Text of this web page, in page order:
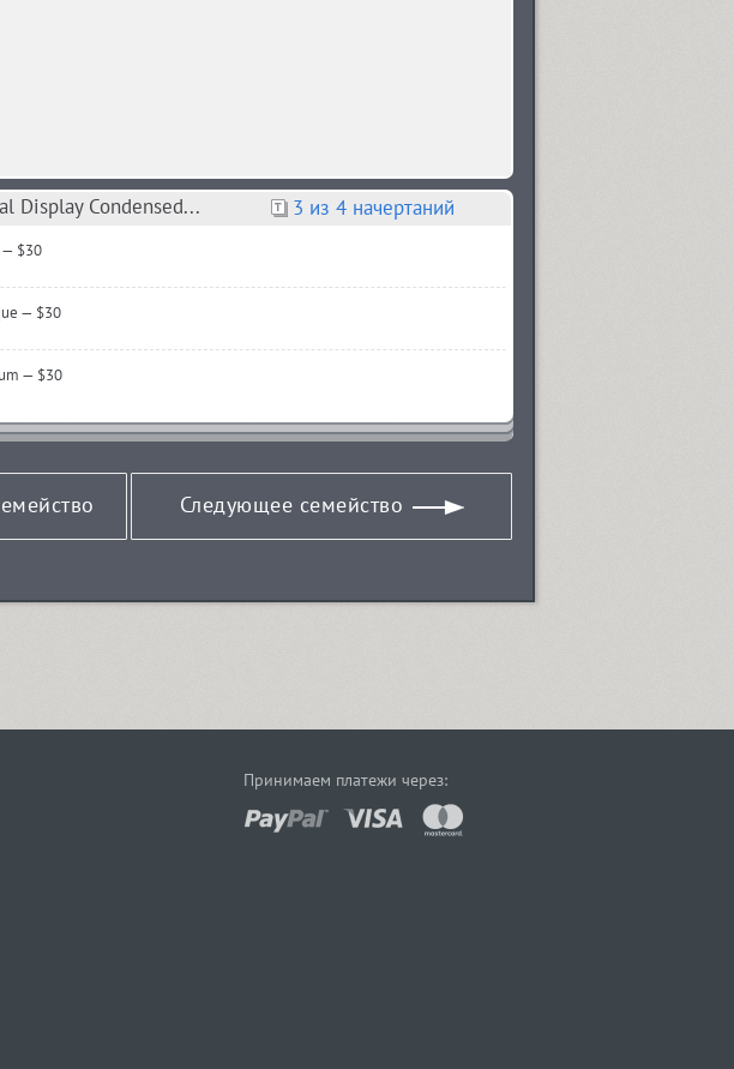
Display Condensed... 3 из 4 начертаний
— $30
— $30
— $30
Следующее семейство
Принимаем платежи через: